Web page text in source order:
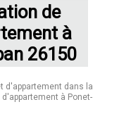
de
à
26150
d'appartement dans la
à Ponet-